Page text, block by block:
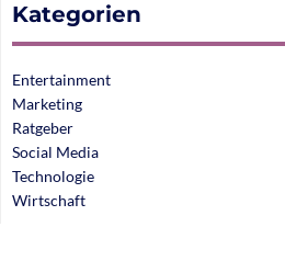
Kategorien
Entertainment
Marketing
Ratgeber
Social Media
Technologie
Wirtschaft